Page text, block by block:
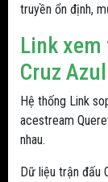
truyền ổn định,
Link xem
Cruz
Hệ thống Link
acestream
nhau.
Dữ liệu trận đấu